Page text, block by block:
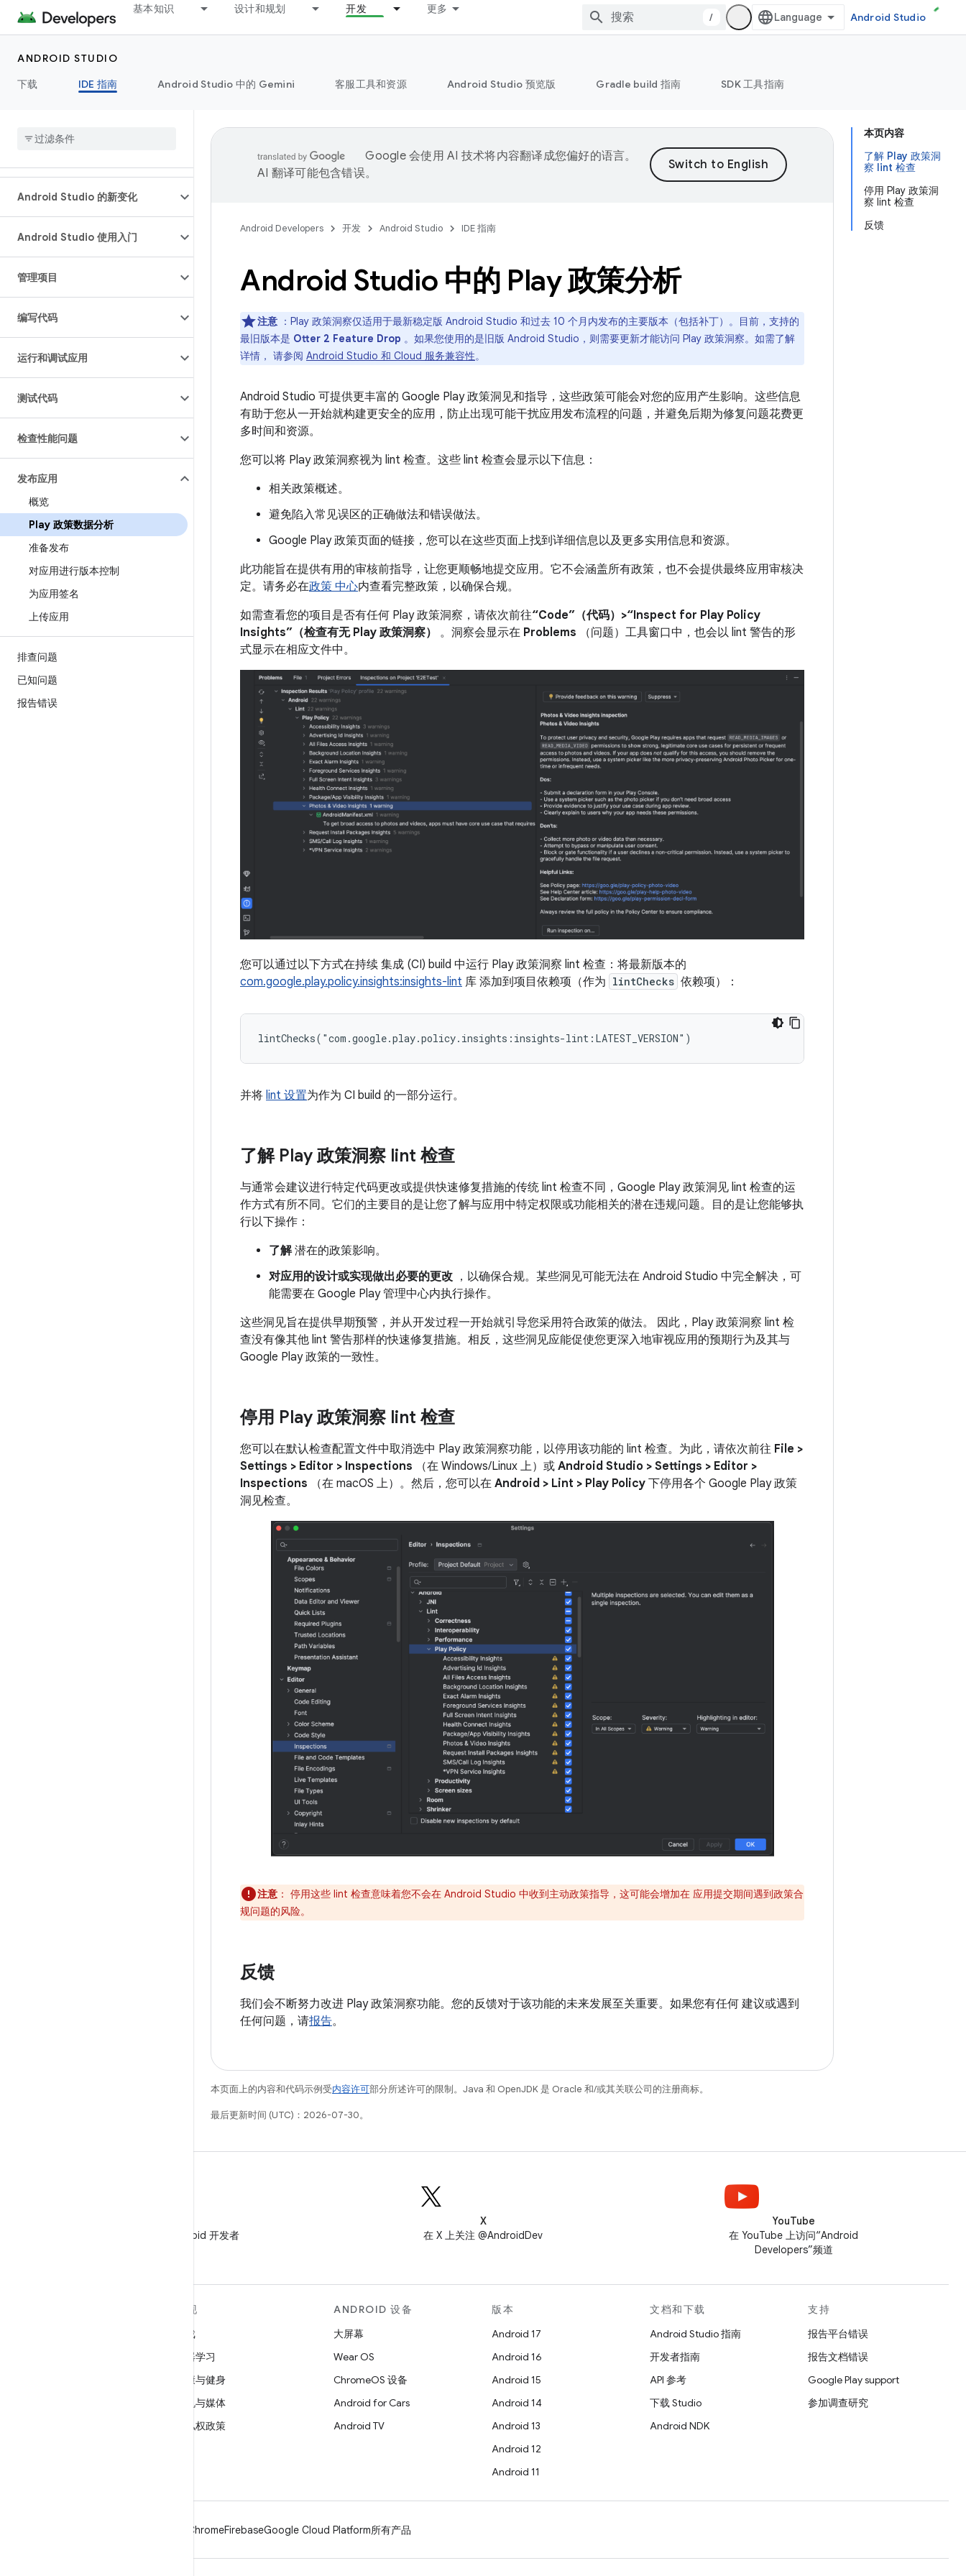
基本知识 设计和规划 开发 更多
/ Android Studio
ANDROID STUDIO
下载
IDE 指南 Android Studio 中的 Gemini 客服工具和资源 Android Studio 预览版 Gradle build 指南 SDK 工具指南
Android Studio 的新变化
Android Studio 使用入门
管理项目
编写代码
运行和调试应用
测试代码
检查性能问题
发布应用
概览
Play 政策数据分析
准备发布
对应用进行版本控制
为应用签名
上传应用
排查问题
已知问题
报告错误
本页内容
了解 Play 政策洞
察 lint 检查
停用 Play 政策洞
察 lint 检查
反馈
Google 会使用 AI 技术将内容翻译成您偏好的语言。
AI 翻译可能包含错误。
Android Developers 开发 Android Studio IDE 指南
Android Studio 中的 Play 政策分析
注意 ：Play 政策洞察仅适用于最新稳定版 Android Studio 和过去 10 个月内发布的主要版本（包括补丁）。目前，支持的
最旧版本是 Otter 2 Feature Drop 。如果您使用的是旧版 Android Studio，则需要更新才能访问 Play 政策洞察。如需了解
详情， 请参阅 Android Studio 和 Cloud 服务兼容性。
Android Studio 可提供更丰富的 Google Play 政策洞见和指导，这些政策可能会对您的应用产生影响。这些信息
有助于您从一开始就构建更安全的应用，防止出现可能干扰应用发布流程的问题，并避免后期为修复问题花费更
多时间和资源。
您可以将 Play 政策洞察视为 lint 检查。这些 lint 检查会显示以下信息：
相关政策概述。
避免陷入常见误区的正确做法和错误做法。
Google Play 政策页面的链接，您可以在这些页面上找到详细信息以及更多实用信息和资源。
此功能旨在提供有用的审核前指导，让您更顺畅地提交应用。它不会涵盖所有政策，也不会提供最终应用审核决
定。请务必在政策 中心内查看完整政策，以确保合规。
如需查看您的项目是否有任何 Play 政策洞察，请依次前往“Code”（代码）>“Inspect for Play Policy
Insights”（检查有无 Play 政策洞察）
。洞察会显示在 Problems （问题）工具窗口中，也会以 lint 警告的形
式显示在相应文件中。
您可以通过以下方式在持续 集成 (CI) build 中运行 Play 政策洞察 lint 检查：将最新版本的
com.google.play.policy.insights:insights-lint 库 添加到项目依赖项（作为 lintChecks 依赖项）：
并将 lint 设置为作为 CI build 的一部分运行。
了解 Play 政策洞察 lint 检查
与通常会建议进行特定代码更改或提供快速修复措施的传统 lint 检查不同，Google Play 政策洞见 lint 检查的运
作方式有所不同。它们的主要目的是让您了解与应用中特定权限或功能相关的潜在违规问题。目的是让您能够执
行以下操作：
了解潜在的政策影响。
对应用的设计或实现做出必要的更改 ，以确保合规。某些洞见可能无法在 Android Studio 中完全解决，可
能需要在 Google Play 管理中心内执行操作。
这些洞见旨在提供早期预警，并从开发过程一开始就引导您采用符合政策的做法。 因此，Play 政策洞察 lint 检
查没有像其他 lint 警告那样的快速修复措施。相反，这些洞见应能促使您更深入地审视应用的预期行为及其与
Google Play 政策的一致性。
停用 Play 政策洞察 lint 检查
您可以在默认检查配置文件中取消选中 Play 政策洞察功能，以停用该功能的 lint 检查。为此，请依次前往 File >
Settings > Editor > Inspections （在 Windows/Linux 上）或 Android Studio > Settings > Editor >
Inspections （在 macOS 上）。然后，您可以在 Android > Lint > Play Policy 下停用各个 Google Play 政策
洞见检查。
注意 ： 停用这些 lint 检查意味着您不会在 Android Studio 中收到主动政策指导，这可能会增加在 应用提交期间遇到政策合
规问题的风险。
反馈
我们会不断努力改进 Play 政策洞察功能。您的反馈对于该功能的未来发展至关重要。如果您有任何 建议或遇到
任何问题，请报告。
本页面上的内容和代码示例受内容许可部分所述许可的限制。Java 和 OpenJDK 是 Oracle 和/或其关联公司的注册商标。
最后更新时间 (UTC)：2026-07-30。
在微信中关注 Android 开发者
X
在 X 上关注 @AndroidDev
YouTube
在 YouTube 上访问“Android
Developers”频道
发现
游戏
机器学习
健康与健身
相机与媒体
隐私权政策
ANDROID 设备
大屏幕
Wear OS
ChromeOS 设备
Android for Cars
Android TV
版本
Android 17
Android 16
Android 15
Android 14
Android 13
Android 12
Android 11
文档和下载
Android Studio 指南
开发者指南
API 参考
下载 Studio
Android NDK
支持
报告平台错误
报告文档错误
Google Play support
参加调查研究
ChromeFirebaseGoogle Cloud Platform所有产品